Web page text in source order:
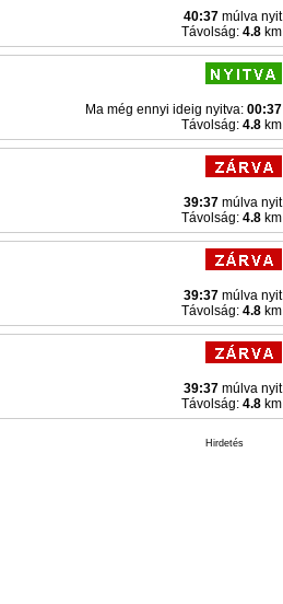
40:37múlva nyit
Távolság: 4.8km
Ma még ennyi ideig nyitva: 00:37
Távolság: 4.8km
39:37múlva nyit
Távolság: 4.8km
39:37múlva nyit
Távolság: 4.8km
39:37múlva nyit
Távolság: 4.8km
Hirdetés